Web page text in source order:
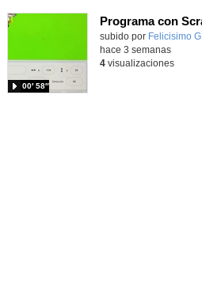
Contenido educativo.
subido por Felicisimo G.
00′ 58″
hace 3 semanas
4visualizaciones